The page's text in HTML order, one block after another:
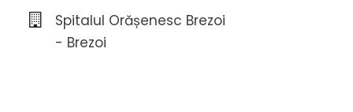
Spitalul Orășenesc Brezoi
- Brezoi